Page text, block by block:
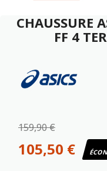
CHAUSSURE
FF 4
159,90 €
105,50 €